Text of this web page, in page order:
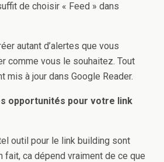
de choisir « Feed » dans
autant d’alertes que vous
comme vous le souhaitez. Tout
mis à jour dans Google Reader.
opportunités pour votre link
outil pour le link building sont
fait, ca dépend vraiment de ce que